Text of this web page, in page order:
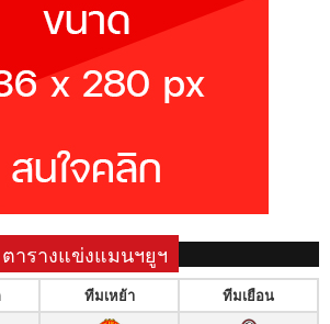
ตารางแข่งแมนฯยูฯ
ทีมเหย้า ทีมเยือน